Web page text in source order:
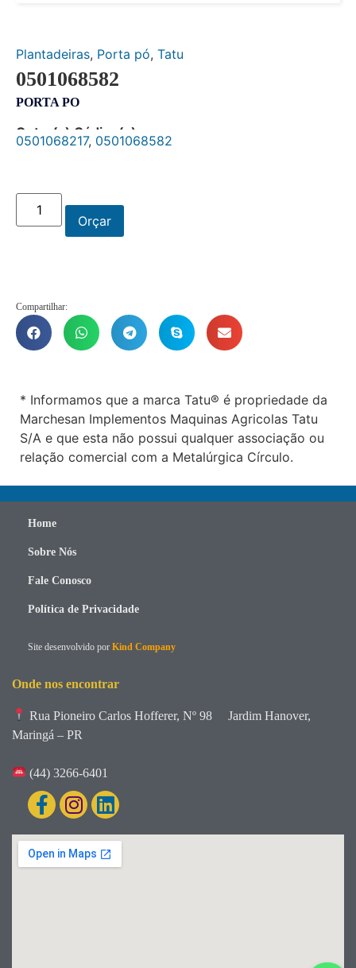
Plantadeiras, Porta pó, Tatu
0501068582
PORTA PO
Outro(s) Código(s):
0501068217, 0501068582
Orçar
Compartilhar:
* Informamos que a marca Tatu® é propriedade da
Marchesan Implementos Maquinas Agricolas Tatu
S/A e que esta não possui qualquer associação ou
relação comercial com a Metalúrgica Círculo.
Home
Sobre Nós
Fale Conosco
Política de Privacidade
Site desenvolvido por Kind Company
Onde nos encontrar
Rua Pioneiro Carlos Hofferer, Nº 98
Jardim Hanover,
Maringá – PR
(44) 3266-6401